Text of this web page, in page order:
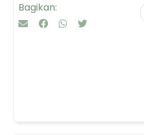
Bagikan: